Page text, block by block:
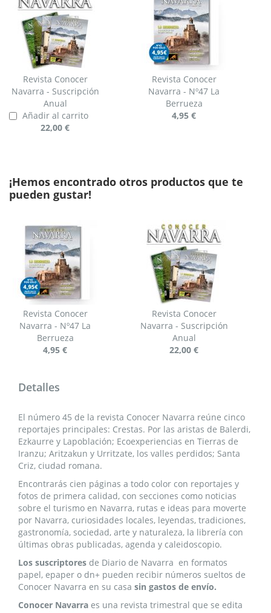
Detalles
El número 45 de la revista Conocer Navarra reúne cinco
reportajes principales: Crestas. Por las aristas de Balerdi,
Ezkaurre y Lapoblación; Ecoexperiencias en Tierras de
Iranzu; Aritzakun y Urritzate, los valles perdidos; Santa
Criz, ciudad romana.
Encontrarás cien páginas a todo color con reportajes y
fotos de primera calidad, con secciones como noticias
sobre el turismo en Navarra, rutas e ideas para moverte
por Navarra, curiosidades locales, leyendas, tradiciones,
gastronomía, sociedad, arte y naturaleza, la librería con
últimas obras publicadas, agenda y caleidoscopio.
Los suscriptores de Diario de Navarra en formatos
papel, epaper o dn+ pueden recibir números sueltos de
Conocer Navarra en su casa sin gastos de envío.
Conocer Navarra es una revista trimestral que se edita
Revista Conocer
Navarra - Suscripción
Anual
22,00 €
Añadir al carrito
Revista Conocer
Navarra - Nº47 La
Berrueza
4,95 €
¡Hemos encontrado otros productos que te
pueden gustar!
Revista Conocer
Navarra - Nº47 La
Berrueza
4,95 €
Revista Conocer
Navarra - Suscripción
Anual
22,00 €